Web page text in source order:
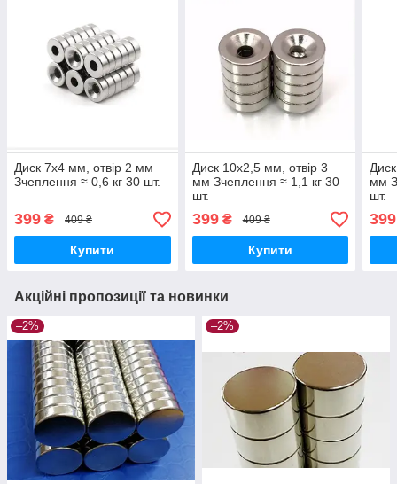
Диск 7х4 мм, отвір 2 мм
Зчеплення ≈ 0,6 кг 30 шт.
399 ₴ 409 ₴
Купити
Диск 10х2,5 мм, отвір 3
мм Зчеплення ≈ 1,1 кг 30
шт.
399₴ 409 ₴
Купити
мм
шт.
399
Акційні пропозиції та новинки
–2% –2%